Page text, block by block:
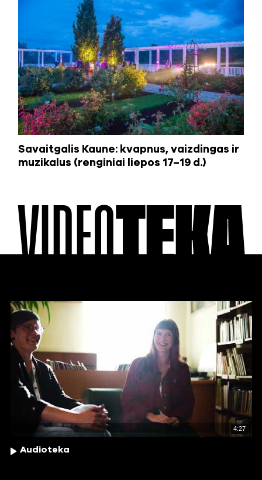
Savaitgalis Kaune: kvapnus, vaizdingas ir
muzikalus (renginiai liepos 17–19 d.)
VIDEOTEKA
4:27
Audioteka